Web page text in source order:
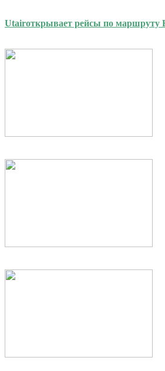
Utairоткрывает рейсы по маршруту